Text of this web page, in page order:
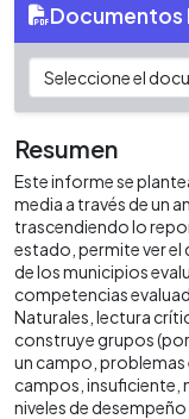
Documentos
Resumen
Este informe se
media a través de un
trascendiendo lo
estado, permite ver
de los municipios
competencias
Naturales, lectura
construye grupos
un campo,
campos, insuficiente,
niveles de